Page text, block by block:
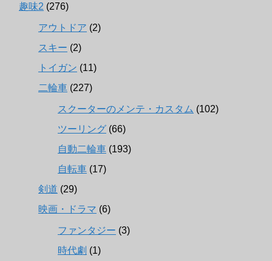
趣味2 (276)
アウトドア (2)
スキー (2)
トイガン (11)
二輪車 (227)
スクーターのメンテ・カスタム (102)
ツーリング (66)
自動二輪車 (193)
自転車 (17)
剣道 (29)
映画・ドラマ (6)
ファンタジー (3)
時代劇 (1)